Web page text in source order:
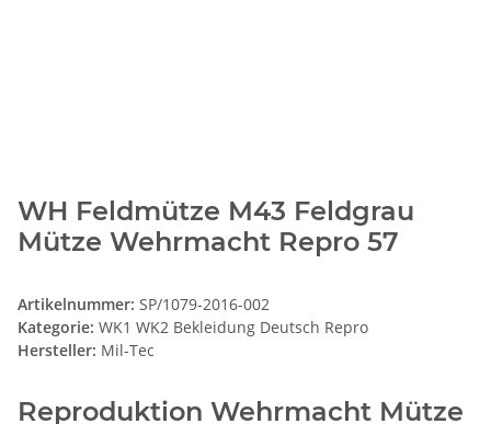
WH Feldmütze M43 Feldgrau
Mütze Wehrmacht Repro 57
Artikelnummer: SP/1079-2016-002
Kategorie: WK1 WK2 Bekleidung Deutsch Repro
Hersteller: Mil-Tec
Reproduktion Wehrmacht Mütze